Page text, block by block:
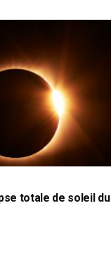
totale de soleil du